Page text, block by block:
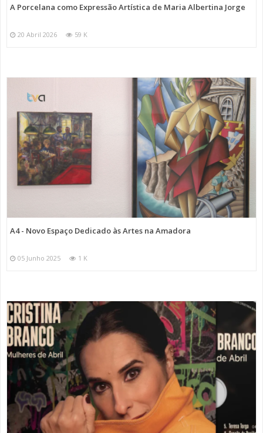
A Porcelana como Expressão Artística de Maria Albertina Jorge
20 Abril 2026 59 K
A4 - Novo Espaço Dedicado às Artes na Amadora
05 Junho 2025 1 K